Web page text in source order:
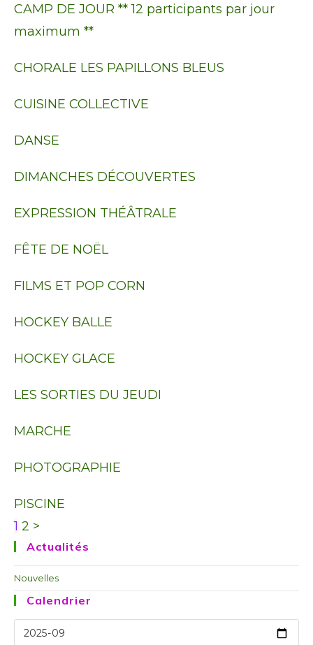
CAMP DE JOUR ** 12 participants par jour
maximum **
CHORALE LES PAPILLONS BLEUS
CUISINE COLLECTIVE
DANSE
DIMANCHES DÉCOUVERTES
EXPRESSION THÉÂTRALE
FÊTE DE NOËL
FILMS ET POP CORN
HOCKEY BALLE
HOCKEY GLACE
LES SORTIES DU JEUDI
MARCHE
PHOTOGRAPHIE
PISCINE
1 2 >
Actualités
Nouvelles
Calendrier